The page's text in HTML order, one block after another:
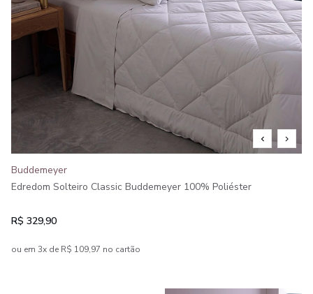
Buddemeyer
Edredom Solteiro Classic Buddemeyer 100% Poliéster
R$ 329,90
ou em 3x de R$ 109,97 no cartão